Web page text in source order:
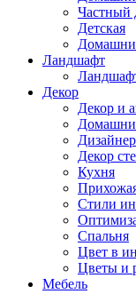
Частный
Детская
Ландшафт
Декор
Декор и
Декор
Кухня
Стили
Спальня
Цвет в
Цветы и
Мебель